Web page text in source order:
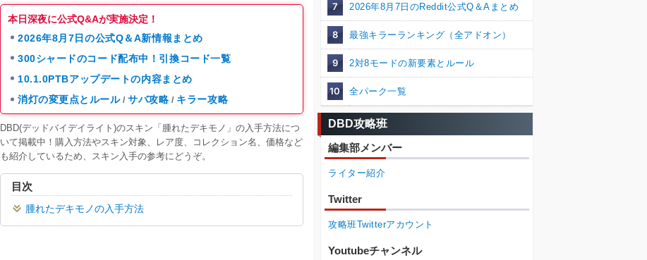
本日深夜に公式Q&Aが実施決定！
2026年8月7日の公式Q＆A新情報まとめ
300シャードのコード配布中！引換コード一覧
10.1.0PTBアップデートの内容まとめ
消灯の変更点とルール / サバ攻略 / キラー攻略
DBD(デッドバイデイライト)のスキン「腫れたデキモノ」の入手方法につ
いて掲載中！購入方法やスキン対象、レア度、コレクション名、価格など
も紹介しているため、スキン入手の参考にどうぞ。
目次
腫れたデキモノの入手方法
7 2026年8月7日のReddit公式Q＆Aまとめ
8 最強キラーランキング（全アドオン）
9 2対8モードの新要素とルール
10 全パーク一覧
DBD攻略班
編集部メンバー
ライター紹介
Twitter
攻略班Twitterアカウント
Youtubeチャンネル